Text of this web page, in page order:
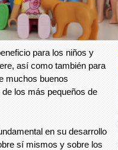
Foto / Unsplash
para los niños y
así como también para
muchos buenos
los más pequeños de
en su desarrollo
sí mismos y sobre los